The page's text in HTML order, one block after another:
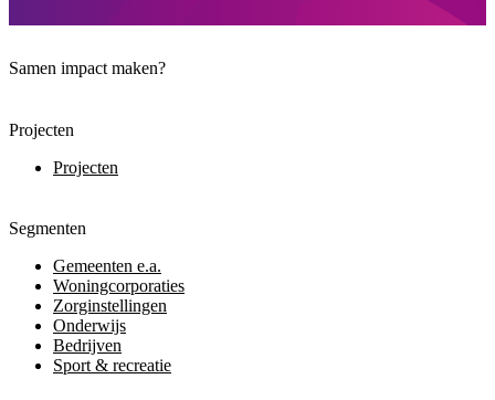
Samen impact maken?
Projecten
Projecten
Segmenten
Gemeenten e.a.
Woningcorporaties
Zorginstellingen
Onderwijs
Bedrijven
Sport & recreatie